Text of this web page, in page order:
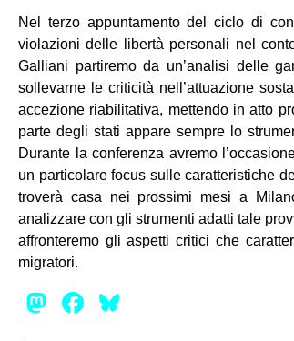
Nel terzo appuntamento del ciclo di
violazioni delle libertà personali nel
Galliani partiremo da un’analisi delle
sollevarne le criticità nell’attuazione
accezione riabilitativa, mettendo in atto
parte degli stati appare sempre lo
Durante la conferenza avremo
un particolare focus sulle caratteristiche
troverà casa nei prossimi mesi a
analizzare con gli strumenti adatti tale
affronteremo gli aspetti critici che
migratori.
Mastodon
Facebook